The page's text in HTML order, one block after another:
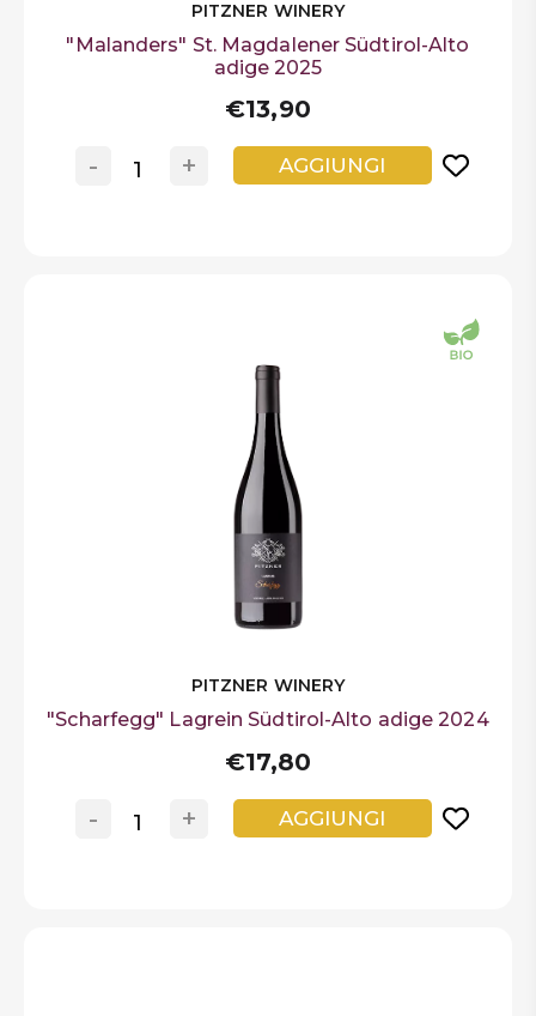
PITZNER WINERY
"Malanders" St. Magdalener Südtirol-Alto
adige 2025
€13,90
+
- AGGIUNGI
PITZNER WINERY
"Scharfegg" Lagrein Südtirol-Alto adige 2024
€17,80
+
- AGGIUNGI